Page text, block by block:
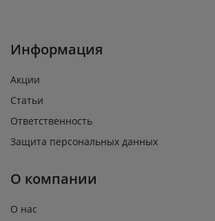
Информация
Акции
Статьи
Ответственность
Защита персональных данных
О компании
О нас